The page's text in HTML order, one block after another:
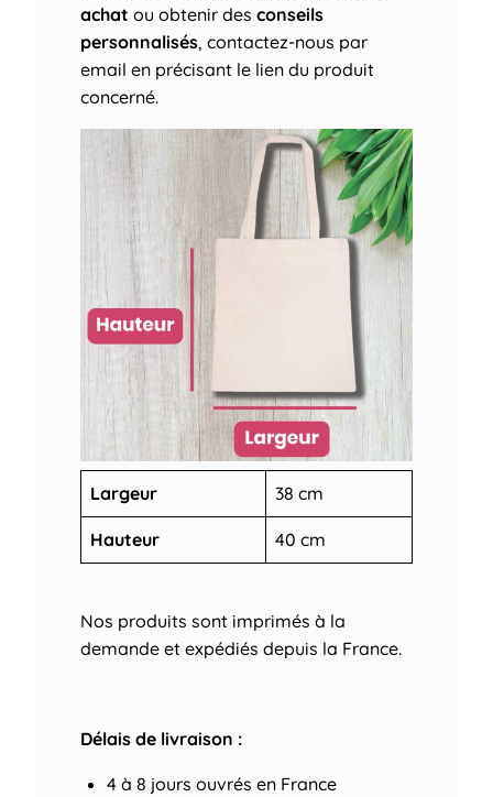
achat ou obtenir des conseils
personnalisés, contactez-nous par
email en précisant le lien du produit
concerné.
Largeur 38 cm
Hauteur 40 cm
Nos produits sont imprimés à la
demande et expédiés depuis la France.
Délais de livraison :
4 à 8 jours ouvrés en France